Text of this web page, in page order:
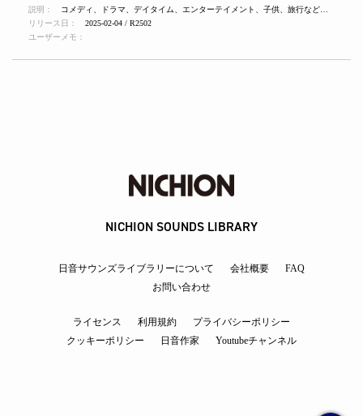
説明：
リリース日：
2025-02-04 / R2502
ユーザーメモ：
NICHION SOUNDS LIBRARY
日音サウンズライブラリーについて 会社概要
FAQ
お問い合わせ
ライセンス 利用規約
プライバシーポリシー
クッキーポリシー
日音作家 Youtubeチャンネル